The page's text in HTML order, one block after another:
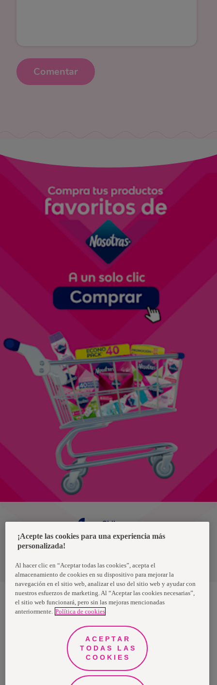
Comentar
Términos y condiciones
Chile
Nosotras, una marca de Essity - una compañía global líder en
mundo, utilizan nuestros productos, servicios y soluciones. Nuestro
propósito es romper barreras por el bienestar en beneficio de
consumidores, pacientes, cuidadores, clientes y la sociedad en
general. Vendemos en aproximadamente 150 países bajo las
principales marcas globales TENA y Tork, así como otras marcas
como Actimove, Cutimed, JOBST, Knix, Leukoplast, Libero, Libresse,
Lotus, Modibodi, Nosotras, Saba, Tempo, TOM Organic y Zewa. En
2024, Essity tuvo ventas de aproximadamente 13 mil millones de
euros y empleó a 36,000 personas. La sede de la compañía está
¡Acepte las cookies para una experiencia más
personalizada!
Al hacer clic en “Aceptar todas las cookies”, acepta el
almacenamiento de cookies en su dispositivo para mejorar la
navegación en el sitio web, analizar el uso del sitio web y ayudar con
nuestros esfuerzos de marketing. Al “Aceptar las cookies necesarias”,
el sitio web funcionará, pero sin las mejoras mencionadas
anteriormente. Política de cookies
ACEPTAR
TODAS LAS
COOKIES